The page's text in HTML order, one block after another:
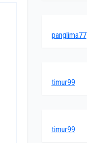
panglima77
timur99
timur99